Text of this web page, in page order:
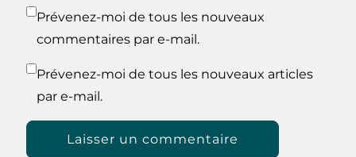
Prévenez-moi de tous les nouveaux
commentaires par e-mail.
Prévenez-moi de tous les nouveaux articles
par e-mail.